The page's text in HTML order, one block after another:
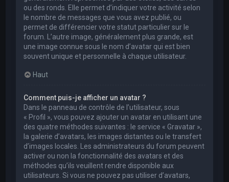
ou des ronds. Elle permet d’indiquer votre activité selon
le nombre de messages que vous avez publié, ou
permet de différencier votre statut particulier sur le
forum. L’autre image, généralement plus grande, est
une image connue sous le nom d’avatar qui est bien
souvent unique et personnelle à chaque utilisateur.
Haut
Comment puis-je afficher un avatar ?
Dans le panneau de contrôle de l’utilisateur, sous
« Profil », vous pouvez ajouter un avatar en utilisant une
des quatre méthodes suivantes : le service « Gravatar »,
la galerie d’avatars, les images distantes ou le transfert
d’images locales. Les administrateurs du forum peuvent
activer ou non la fonctionnalité des avatars et des
méthodes qu’ils veuillent rendre disponible aux
utilisateurs. Si vous ne pouvez pas utiliser d’avatars,